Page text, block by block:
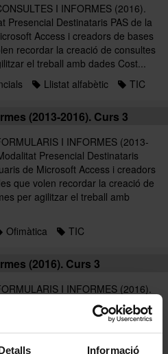
Informació
I INFORMES (2016).
Presencial Destinataris PAS de la
Access i creadors de bases
recordar la creació de consultes
el treball amb dades Cost...
Llistat alfabètic TIC
(2013-2016). Curs 3
I INFORMES (2013-
Presencial Destinataris
de Microsoft Access i creadors
que volen recordar la creació de
per agilitzar el treball amb
Ofimàtica TIC
(2016). Curs 3
I INFORMES (2016).
Presencial Destinataris PAS de la
Access i creadors de bases
recordar la creació de consultes
el treball amb dades Cost...